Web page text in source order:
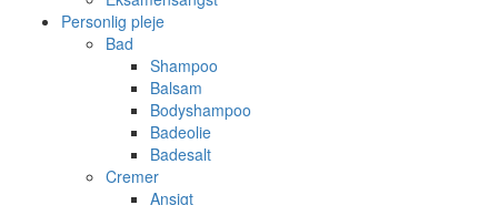
Personlig pleje
Bad
Shampoo
Balsam
Bodyshampoo
Badeolie
Badesalt
Cremer
Ansigt